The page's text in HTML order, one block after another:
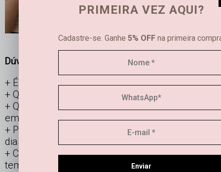
Dúvidas frequentes
É possível limpar joias femininas em casa?
Qual é a diferença entre semijoias e bijuterias?
Qual a durabilidade de uma semi joia banhada
em ouro e prata?
Posso usar os acessórios banhados todos os
dias?
Como manter minha joia linda por mais
tempo?
PRIMEIRA VEZ AQUI?
Cadastre-se. Ganhe 5% OFF na primeira
Enviar